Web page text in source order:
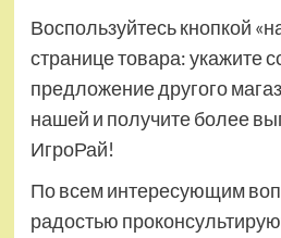
Воспользуйтесь кнопкой
странице товара: укажите
предложение другого
нашей и получите более
ИгроРай!
По всем интересующим
радостью